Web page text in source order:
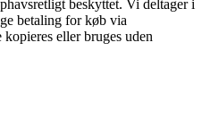
beskyttet. Vi deltager i
betaling for køb via
eller bruges uden